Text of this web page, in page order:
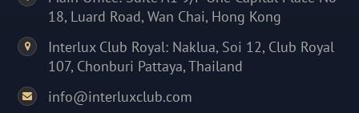
18, Luard Road, Wan Chai, Hong Kong
Interlux Club Royal: Naklua, Soi 12, Club Royal
107, Chonburi Pattaya, Thailand
info@interluxclub.com